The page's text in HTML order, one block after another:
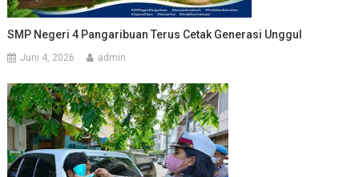
SMP Negeri 4 Pangaribuan Terus Cetak Generasi Unggul
Juni 4, 2026 admin